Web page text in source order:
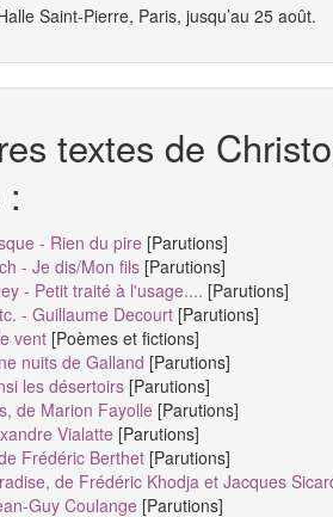
Saint-Pierre, Paris, jusqu’au 25 août.
textes de
- Rien du pire [Parutions]
- Je dis/Mon fils [Parutions]
- Petit traité à l'usage.... [Parutions]
- Guillaume Decourt [Parutions]
vent [Poèmes et fictions]
nuits de Galland [Parutions]
les désertoirs [Parutions]
de Marion Fayolle [Parutions]
Vialatte [Parutions]
Frédéric Berthet [Parutions]
de Frédéric Khodja et Jacques
Guy Coulange [Parutions]